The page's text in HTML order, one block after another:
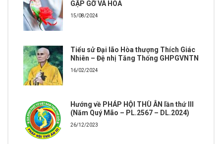
GẶP GỠ VÀ HOA
15/08/2024
Tiểu sử Đại lão Hòa thượng Thích Giác
Nhiên – Đệ nhị Tăng Thống GHPGVNTN
16/02/2024
Hướng về PHÁP HỘI THÙ ÂN lần thứ III
(Năm Quý Mão – PL.2567 – DL.2024)
26/12/2023